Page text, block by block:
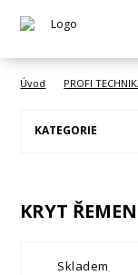
Úvod PROFI
KATEGORIE
KRYT
Skladem